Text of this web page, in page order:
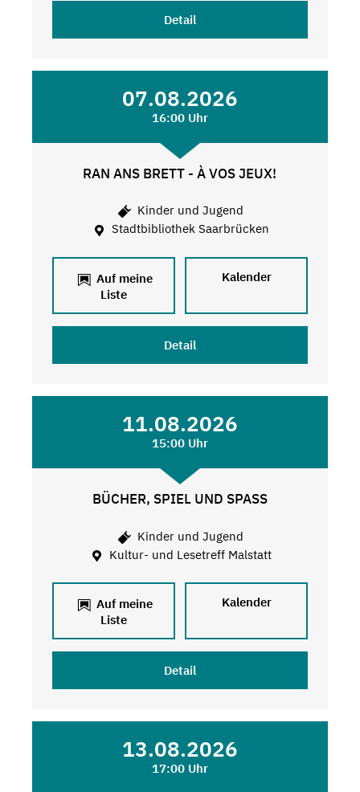
Detail
07.08.2026
16:00 Uhr
RAN ANS BRETT - À VOS JEUX!
Kinder und Jugend
Stadtbibliothek Saarbrücken
Auf meine
Liste
Kalender
Detail
11.08.2026
15:00 Uhr
BÜCHER, SPIEL UND SPASS
Kinder und Jugend
Kultur- und Lesetreff Malstatt
Auf meine
Liste
Kalender
Detail
13.08.2026
17:00 Uhr